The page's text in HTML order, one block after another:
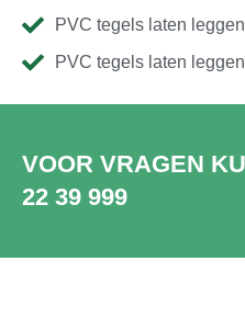
PVC tegels laten
PVC tegels laten
VOOR VRAGEN
22 39 999